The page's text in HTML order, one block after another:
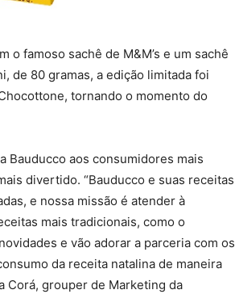
o famoso sachê de M&M’s e um sachê
de 80 gramas, a edição limitada foi
tornando o momento do
Bauducco aos consumidores mais
divertido. “Bauducco e suas receitas
e nossa missão é atender à
mais tradicionais, como o
e vão adorar a parceria com os
da receita natalina de maneira
Corá, grouper de Marketing da